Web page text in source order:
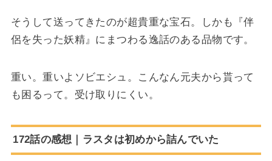
そうして送ってきたのが超貴重な宝石。しかも『伴
侶を失った妖精』にまつわる逸話のある品物です。
重い。重いよソビエシュ。こんなん元夫から貰って
も困るって。受け取りにくい。
172話の感想｜ラスタは初めから詰んでいた